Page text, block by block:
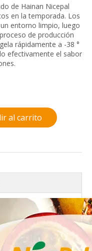
de Hainan Nicepal
en la temporada. Los
entorno limpio, luego
de producción
rápidamente a -38 °
efectivamente el sabor
al carrito